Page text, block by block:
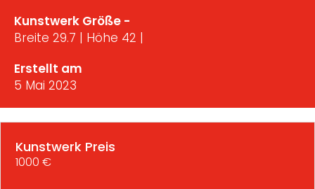
Kunstwerk Größe -
Breite 29.7 | Höhe 42 |
Erstellt am
5 Mai 2023
Kunstwerk Preis
1000 €